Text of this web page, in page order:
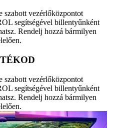
szabott vezérlőközpontot
segítségével billentyűnként
Rendelj hozzá bármilyen
szabott vezérlőközpontot
segítségével billentyűnként
Rendelj hozzá bármilyen